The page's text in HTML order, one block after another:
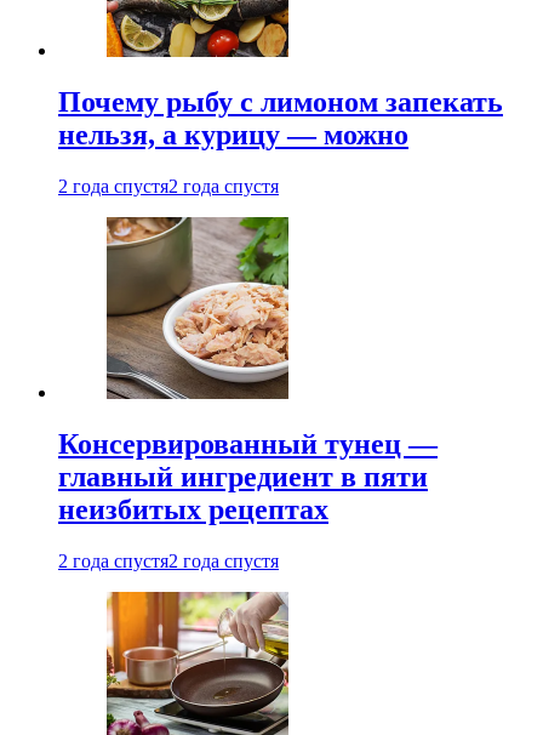
Почему рыбу с лимоном запекать
нельзя, а курицу — можно
2 года спустя2 года спустя
Консервированный тунец —
главный ингредиент в пяти
неизбитых рецептах
2 года спустя2 года спустя